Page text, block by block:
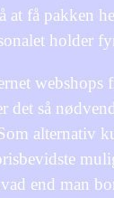
at få pakken
holder
webshops
det så
alternativ
end man